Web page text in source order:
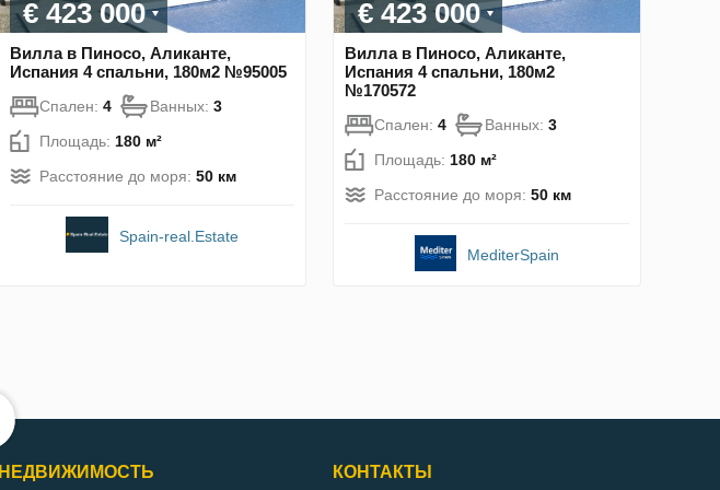
€ 423 000
Вилла в Пиносо, Аликанте,
Испания 4 спальни, 180м2 №95005
Спален: 4 Ванных: 3
Площадь: 180 м²
Расстояние до моря: 50 км
Spain-real.Estate
€ 423 000
Вилла в Пиносо, Аликанте,
Испания 4 спальни, 180м2
№170572
Спален: 4 Ванных: 3
Площадь: 180 м²
Расстояние до моря: 50 км
MediterSpain
НЕДВИЖИМОСТЬ КОНТАКТЫ